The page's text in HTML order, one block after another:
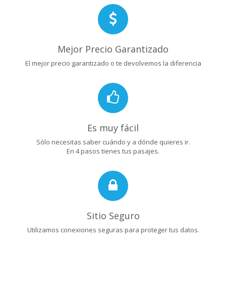
Mejor Precio Garantizado
El mejor precio garantizado o te devolvemos la diferencia
Es muy fácil
Sólo necesitas saber cuándo y a dónde quieres ir.
En 4 pasos tienes tus pasajes.
Sitio Seguro
Utilizamos conexiones seguras para proteger tus datos.